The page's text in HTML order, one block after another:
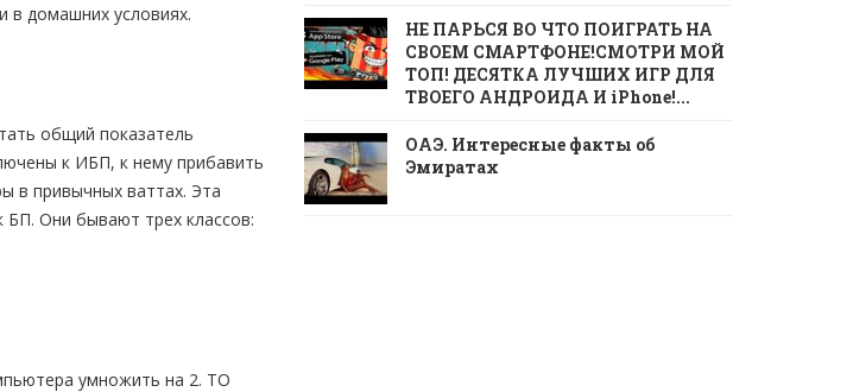
в домашних условиях.
общий показатель
к ИБП, к нему прибавить
в привычных ваттах. Эта
Они бывают трех классов:
умножить на 2. ТО
НЕ ПАРЬСЯ ВО ЧТО ПОИГРАТЬ НА
СВОЕМ СМАРТФОНЕ!СМОТРИ МОЙ
ТОП! ДЕСЯТКА ЛУЧШИХ ИГР ДЛЯ
ТВОЕГО АНДРОИДА И iPhone!...
ОАЭ. Интересные факты об
Эмиратах